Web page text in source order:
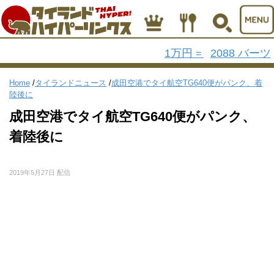
1万円 = 2088 バーツ
Home /タイランドニュース /成田空港でタイ航空TG640便がパンク、着
陸後に
成田空港でタイ航空TG640便がパンク、
着陸後に
2019年5月27日 配信